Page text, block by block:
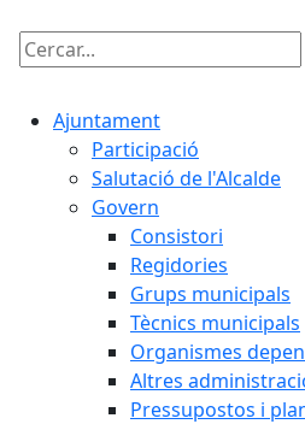
Cercar:
Ajuntament
Participació
Salutació de l'Alcalde
Govern
Consistori
Regidories
Grups municipals
Tècnics municipals
Organismes
Altres
Pressupostos i